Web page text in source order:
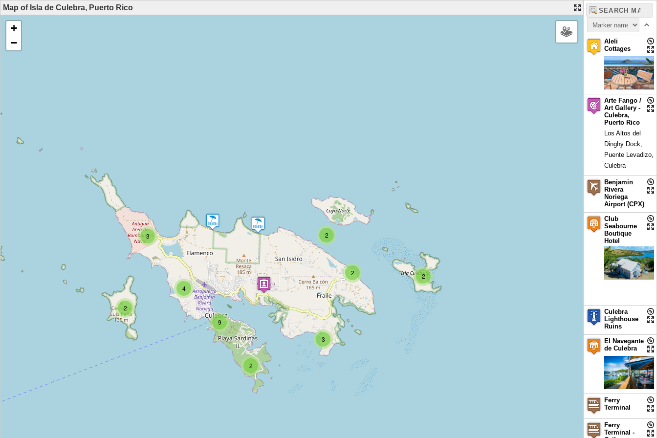
Map of Isla de Culebra, Puerto Rico
3
2
2
4
9
2
2
2
3
+
−
Aleli
Cottages
Arte Fango /
Art Gallery -
Culebra,
Puerto Rico
Los Altos del
Dinghy Dock,
Puente Levadizo,
Culebra
Benjamin
Rivera
Noriega
Airport (CPX)
Club
Seabourne
Boutique
Hotel
Culebra
Lighthouse
Ruins
El Navegante
de Culebra
Ferry
Terminal
Ferry
Terminal -